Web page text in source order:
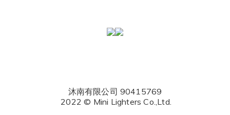
沐南有限公司 90415769
2022 © Mini Lighters Co.,Ltd.